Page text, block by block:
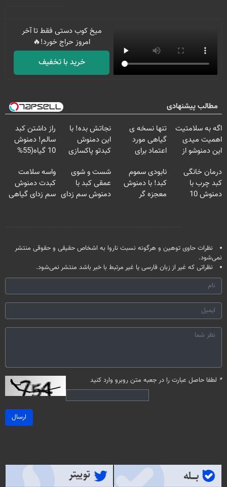
میخ کوب دستی فقط تا آخر
امروز حراج خورد!🔥
خرید با تخفیف
مطالب پیشنهادی
اگه به سلامتیت
اهمیت میدی
این دمنوشو از
تنها نسخه ی
گیاهی مورد
اعتماد برای
سیب سلامت)
نجاتش بده! با
این دمنوش
کبدتو پاکسازی
مرجوعی
راز داشتن کبد
سالم! دمنوش
10 گیاه(55%
درمان خانگی
کبد چرب با
دمنوش 10
نابودی سموم
کبد! با دمنوش
معجزه گر
شست و شوی
عمقی کبد با
دمنوش سم زدای
واسه سلامت
کبدت دمنوش
سم زدای گیاهی
تخفیف)
نظرات حاوی توهین و هرگونه نسبت ناروا به اشخاص حقیقی و حقوقی منتشر
نمی‌شود.
نظراتی که غیر از زبان فارسی یا غیر مرتبط با خبر باشد منتشر نمی‌شود.
* لطفا حاصل عبارت را در جعبه متن روبرو وارد کنید
ارسال